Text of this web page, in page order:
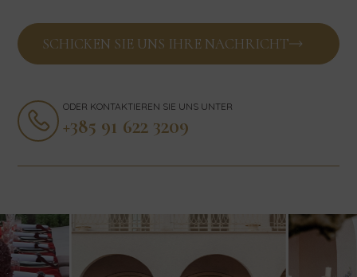
SCHICKEN SIE UNS IHRE NACHRICHT
ODER KONTAKTIEREN SIE UNS UNTER
+385 91 622 3209